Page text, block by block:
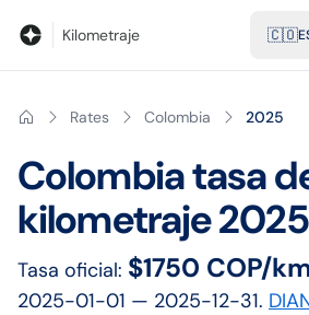
Kilometraje 🇨🇴
Rates Colombia 2025
Colombiatasa
kilometraje2025
Tasa oficial: $1750 COP/
2025-01-01 — 2025-12-31.